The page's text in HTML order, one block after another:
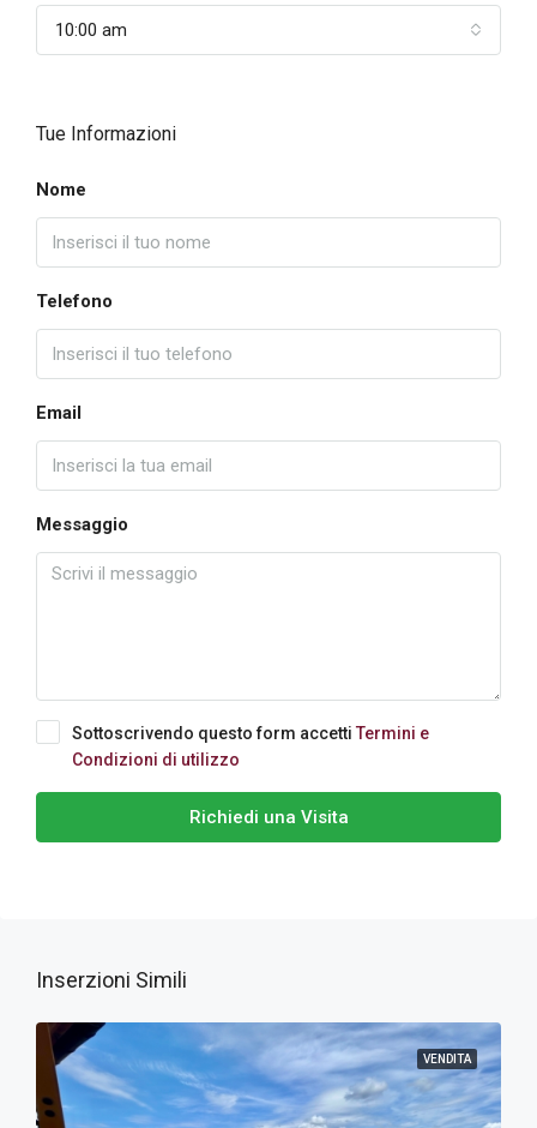
10:00 am
Tue Informazioni
Nome
Telefono
Email
Messaggio
Sottoscrivendo questo form accetti Termini e
Condizioni di utilizzo
Richiedi una Visita
Inserzioni Simili
VENDITA